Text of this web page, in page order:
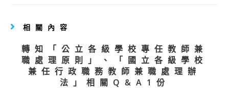
相關內容
轉知「公立各級學校專任教師兼
職處理原則」、「國立各級學校
兼任行政職務教師兼職處理辦
法」相關Q&A1份